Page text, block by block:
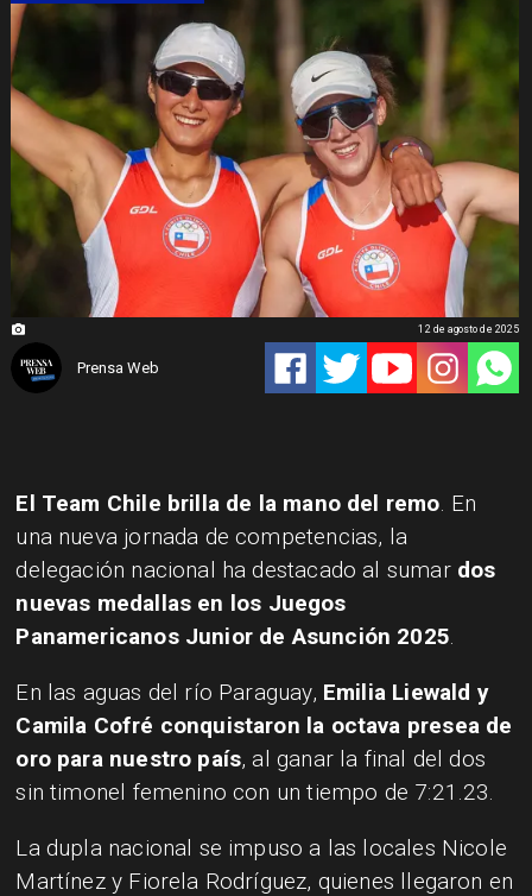
Prensa Web
12 de agosto de 2025
El Team Chile brilla de la mano del remo. En
una nueva jornada de competencias, la
delegación nacional ha destacado al sumar dos
nuevas medallas en los Juegos
Panamericanos Junior de Asunción 2025.
En las aguas del río Paraguay, Emilia Liewald y
Camila Cofré conquistaron la octava presea de
oro para nuestro país, al ganar la final del dos
sin timonel femenino con un tiempo de 7:21.23.
La dupla nacional se impuso a las locales Nicole
Martínez y Fiorela Rodríguez, quienes llegaron en